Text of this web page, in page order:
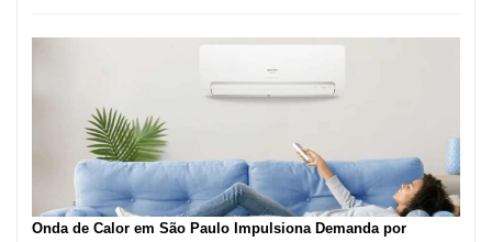
de
Aluguel
Onda de Calor em São Paulo Impulsiona Demanda por